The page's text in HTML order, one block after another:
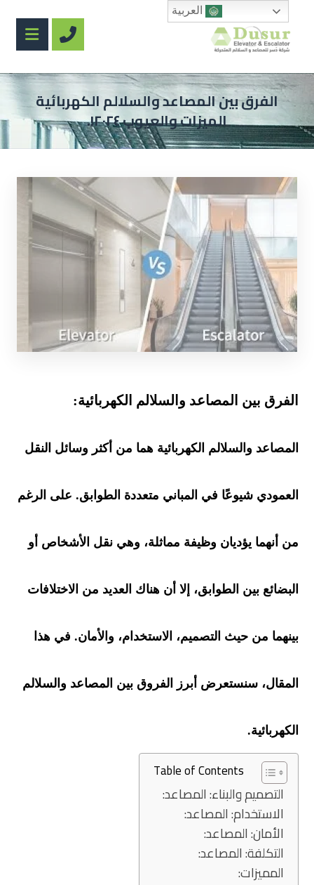
الفرق بين المصاعد والسلالم الكهربائية
الميزات والعيوب ٢٠٢٤!.
الفرق بين المصاعد والسلالم الكهربائية:
المصاعد والسلالم الكهربائية هما من أكثر وسائل النقل
العمودي شيوعًا في المباني متعددة الطوابق. على الرغم
من أنهما يؤديان وظيفة مماثلة، وهي نقل الأشخاص أو
البضائع بين الطوابق، إلا أن هناك العديد من الاختلافات
بينهما من حيث التصميم، الاستخدام، والأمان. في هذا
المقال، سنستعرض أبرز الفروق بين المصاعد والسلالم
الكهربائية.
Table of Contents
التصميم والبناء: المصاعد:
الاستخدام: المصاعد:
الأمان: المصاعد:
التكلفة: المصاعد:
المميزات:
العربية